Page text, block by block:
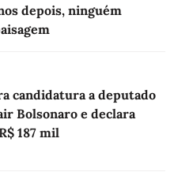
depois, ninguém
candidatura a deputado
Bolsonaro e declara
187 mil